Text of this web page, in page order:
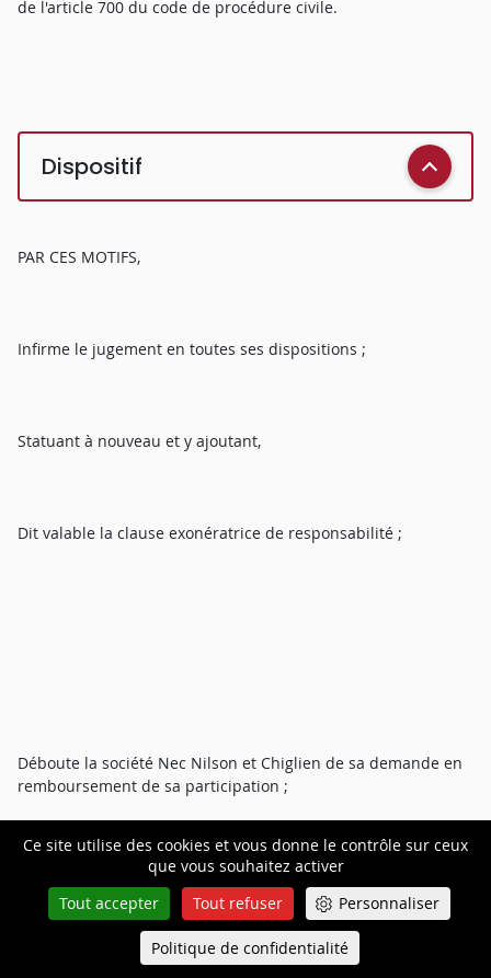
Ce site utilise des cookies et vous donne le contrôle sur ceux
que vous souhaitez activer
Tout accepter
Tout refuser Personnaliser
Politique de confidentialité
de l'article 700 du code de procédure civile.
Dispositif
PAR CES MOTIFS,
Infirme le jugement en toutes ses dispositions ;
Statuant à nouveau et y ajoutant,
Dit valable la clause exonératrice de responsabilité ;
Déboute la société Nec Nilson et Chiglien de sa demande en
remboursement de sa participation ;
Condamne la société Nec Nilson et Chiglien aux dépens de
première instance et d'appel ;
Queue-Fair